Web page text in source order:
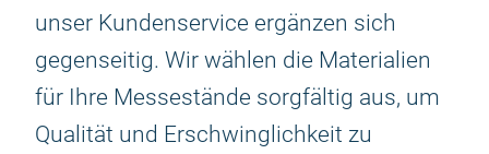
unser Kundenservice ergänzen sich
gegenseitig. Wir wählen die Materialien
für Ihre Messestände sorgfältig aus, um
Qualität und Erschwinglichkeit zu